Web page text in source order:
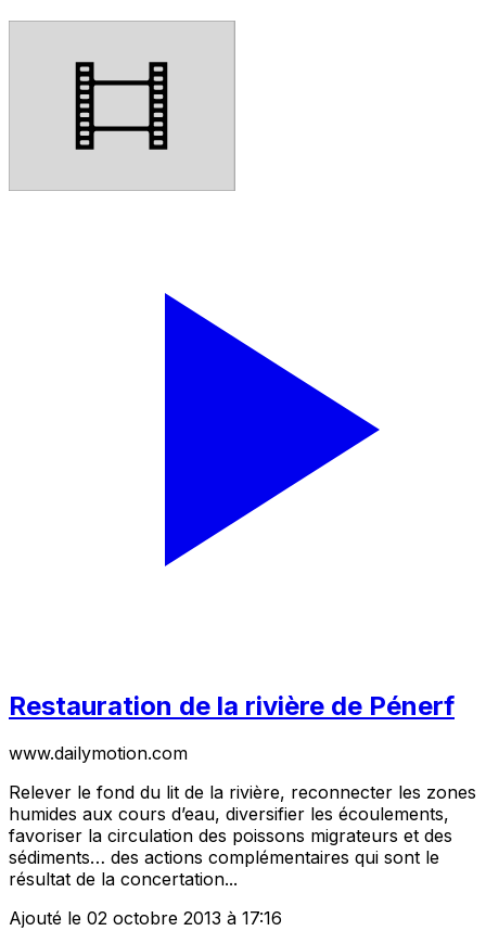
Restauration de la rivière de Pénerf
www.dailymotion.com
Relever le fond du lit de la rivière, reconnecter les zones
humides aux cours d’eau, diversifier les écoulements,
favoriser la circulation des poissons migrateurs et des
sédiments… des actions complémentaires qui sont le
résultat de la concertation...
Ajouté le 02 octobre 2013 à 17:16